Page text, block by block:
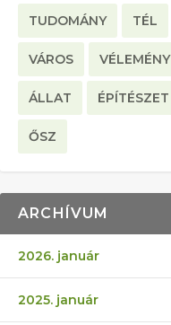
TUDOMÁNY TÉL
VÁROS VÉLEMÉNY
ÁLLAT ÉPÍTÉSZET
ŐSZ
ARCHÍVUM
2026. január
2025. január